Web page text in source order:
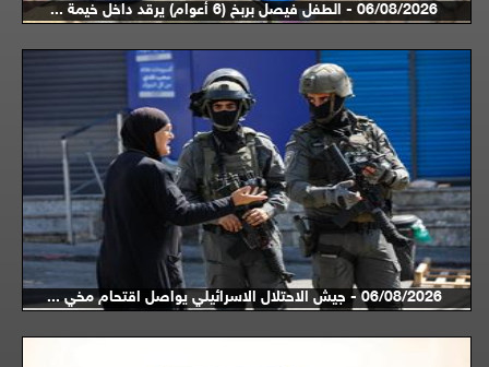
06/08/2026 - الطفل فيصل بربخ (6 أعوام) يرقد داخل خيمة ...
06/08/2026 - جيش الاحتلال الاسرائيلي يواصل اقتحام مخي ...